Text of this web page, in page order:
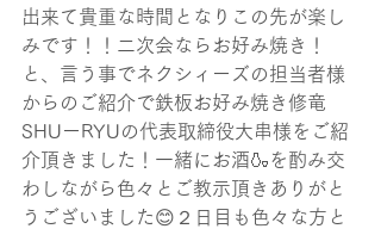
出来て貴重な時間となりこの先が楽し
みです！！二次会ならお好み焼き！
と、言う事でネクシィーズの担当者様
からのご紹介で鉄板お好み焼き修竜
SHUーRYUの代表取締役大串様をご紹
介頂きました！一緒にお酒🍶を酌み交
わしながら色々とご教示頂きありがと
うございました😊２日目も色々な方と